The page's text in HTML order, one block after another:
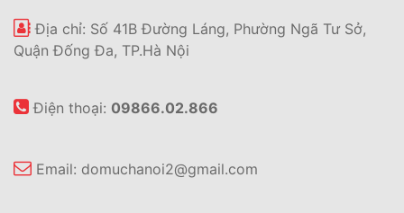
Địa chỉ: Số 41B Đường Láng, Phường Ngã Tư Sở,
Quận Đống Đa, TP.Hà Nội
Điện thoại: 09866.02.866
Email: domuchanoi2@gmail.com